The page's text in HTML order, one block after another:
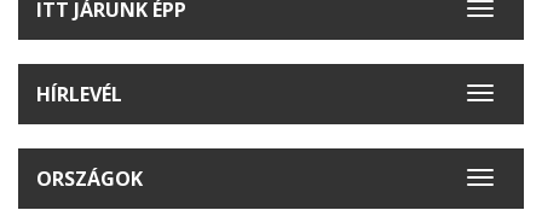
Toggle
ITT JÁRUNK ÉPP
Toggle
HÍRLEVÉL
Toggle
ORSZÁGOK